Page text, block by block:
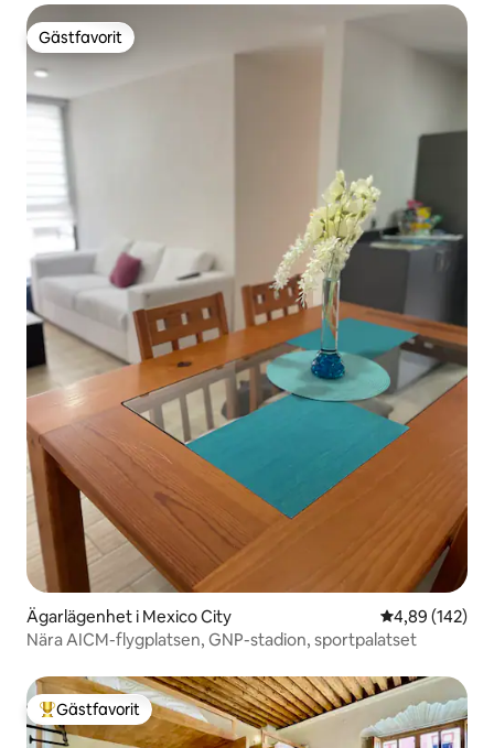
Gästfavorit
Gästfavorit
Ägarlägenhet i Mexico City 4,89 av 5 i
4,89 (142)
Nära AICM-flygplatsen, GNP-stadion, sportpalatset
Populär gästfavorit
Gästfavorit